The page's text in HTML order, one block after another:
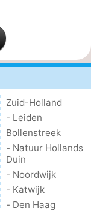
Zuid-Holland
- Leiden
Bollenstreek
- Natuur Hollands
Duin
- Noordwijk
- Katwijk
- Den Haag